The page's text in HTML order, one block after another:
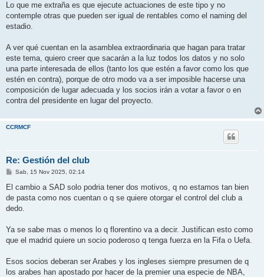
Lo que me extraña es que ejecute actuaciones de este tipo y no
contemple otras que pueden ser igual de rentables como el naming del
estadio.
A ver qué cuentan en la asamblea extraordinaria que hagan para tratar
este tema, quiero creer que sacarán a la luz todos los datos y no solo
una parte interesada de ellos (tanto los que estén a favor como los que
estén en contra), porque de otro modo va a ser imposible hacerse una
composición de lugar adecuada y los socios irán a votar a favor o en
contra del presidente en lugar del proyecto.
CCRMCF
Re: Gestión del club
M
n
a
j
Sab, 15 Nov 2025, 02:14
El cambio a SAD solo podria tener dos motivos, q no estamos tan bien
de pasta como nos cuentan o q se quiere otorgar el control del club a
dedo.
Ya se sabe mas o menos lo q florentino va a decir. Justifican esto como
que el madrid quiere un socio poderoso q tenga fuerza en la Fifa o Uefa.
Esos socios deberan ser Arabes y los ingleses siempre presumen de q
los arabes han apostado por hacer de la premier una especie de NBA,